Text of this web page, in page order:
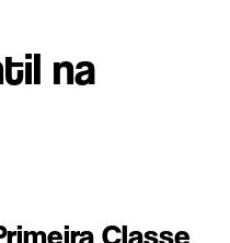
na
Classe